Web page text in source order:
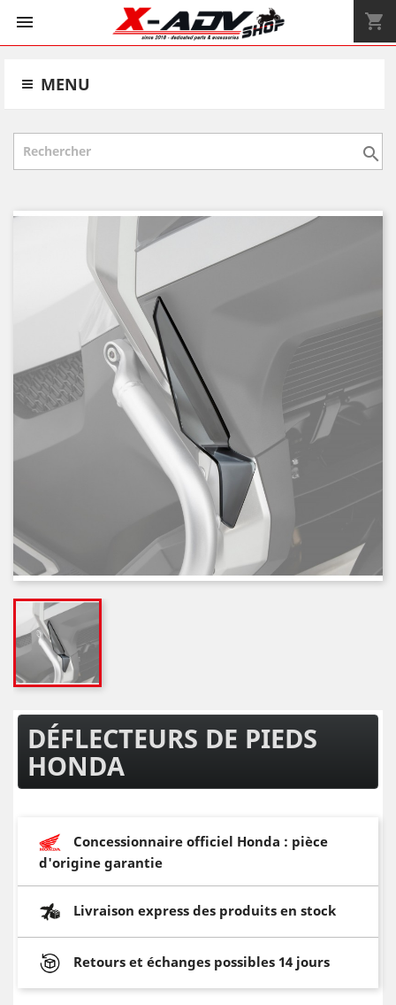
 shopping_cart
MENU

DÉFLECTEURS DE PIEDS
HONDA
Concessionnaire officiel Honda : pièce
d'origine garantie
Livraison express des produits en stock
Retours et échanges possibles 14 jours